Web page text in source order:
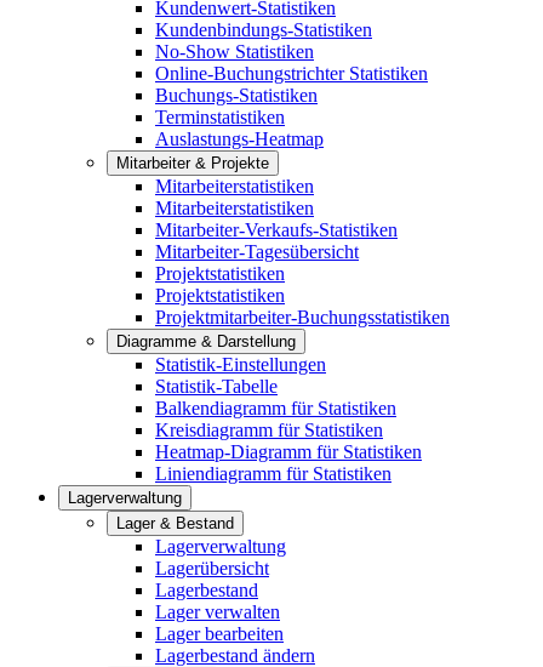
Kundenwert-Statistiken
Kundenbindungs-Statistiken
No-Show Statistiken
Online-Buchungstrichter Statistiken
Buchungs-Statistiken
Terminstatistiken
Auslastungs-Heatmap
Mitarbeiter & Projekte
Mitarbeiterstatistiken
Mitarbeiterstatistiken
Mitarbeiter-Verkaufs-Statistiken
Mitarbeiter-Tagesübersicht
Projektstatistiken
Projektstatistiken
Projektmitarbeiter-Buchungsstatistiken
Diagramme & Darstellung
Statistik-Einstellungen
Statistik-Tabelle
Balkendiagramm für Statistiken
Kreisdiagramm für Statistiken
Heatmap-Diagramm für Statistiken
Liniendiagramm für Statistiken
Lagerverwaltung
Lager & Bestand
Lagerverwaltung
Lagerübersicht
Lagerbestand
Lager verwalten
Lager bearbeiten
Lagerbestand ändern